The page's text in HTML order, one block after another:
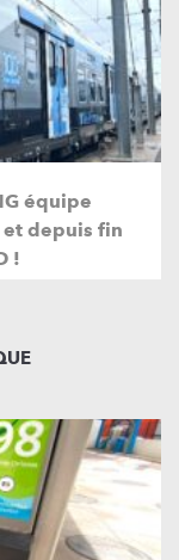
équipe
et depuis fin
!